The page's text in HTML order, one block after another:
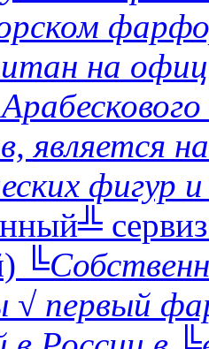
на
является
фигур
√ первый